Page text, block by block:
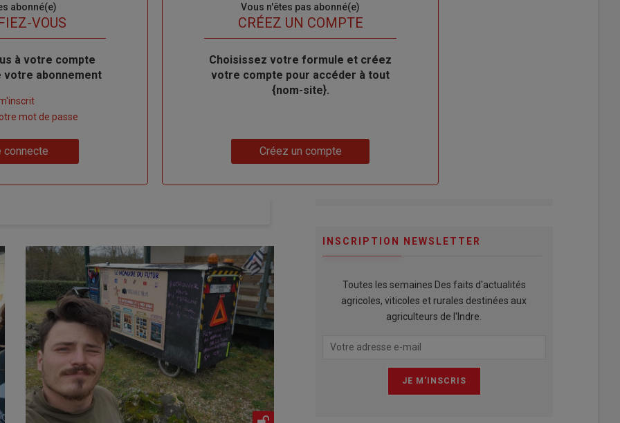
abonné(e)
VOUS
à votre compte
abonnement
mot de passe
connecte
Vous n'êtes pas abonné(e)
TITRECRÉEZ UN COMPTE
Body
Choisissez votre formule et créez
votre compte pour accéder à tout
{nom-site}.
Créez un compte
INSCRIPTION NEWSLETTER
Toutes les semaines Des faits d'actualités
agricoles, viticoles et rurales destinées aux
agriculteurs de l'Indre.